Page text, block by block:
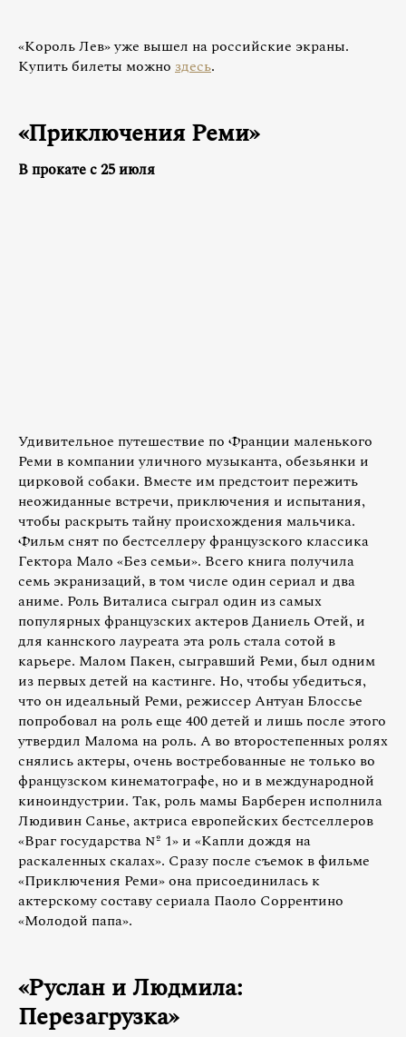
«Король Лев» уже вышел на российские экраны.
Купить билеты можно здесь.
«Приключения Реми»
В прокате с 25 июля
Удивительное путешествие по Франции маленького
Реми в компании уличного музыканта, обезьянки и
цирковой собаки. Вместе им предстоит пережить
неожиданные встречи, приключения и испытания,
чтобы раскрыть тайну происхождения мальчика.
Фильм снят по бестселлеру французского классика
Гектора Мало «Без семьи». Всего книга получила
семь экранизаций, в том числе один сериал и два
аниме. Роль Виталиса сыграл один из самых
популярных французских актеров Даниель Отей, и
для каннского лауреата эта роль стала сотой в
карьере. Малом Пакен, сыгравший Реми, был одним
из первых детей на кастинге. Но, чтобы убедиться,
что он идеальный Реми, режиссер Антуан Блоссье
попробовал на роль еще 400 детей и лишь после этого
утвердил Малома на роль. А во второстепенных ролях
снялись актеры, очень востребованные не только во
французском кинематографе, но и в международной
киноиндустрии. Так, роль мамы Барберен исполнила
Людивин Санье, актриса европейских бестселлеров
«Враг государства № 1» и «Капли дождя на
раскаленных скалах». Сразу после съемок в фильме
«Приключения Реми» она присоединилась к
актерскому составу сериала Паоло Соррентино
«Молодой папа».
«Руслан и Людмила:
Перезагрузка»